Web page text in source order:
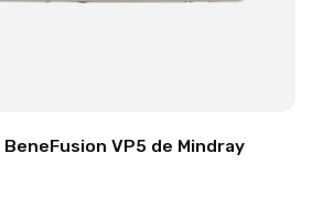
VP5 de Mindray